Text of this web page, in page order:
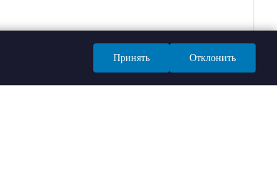
Принять Отклонить